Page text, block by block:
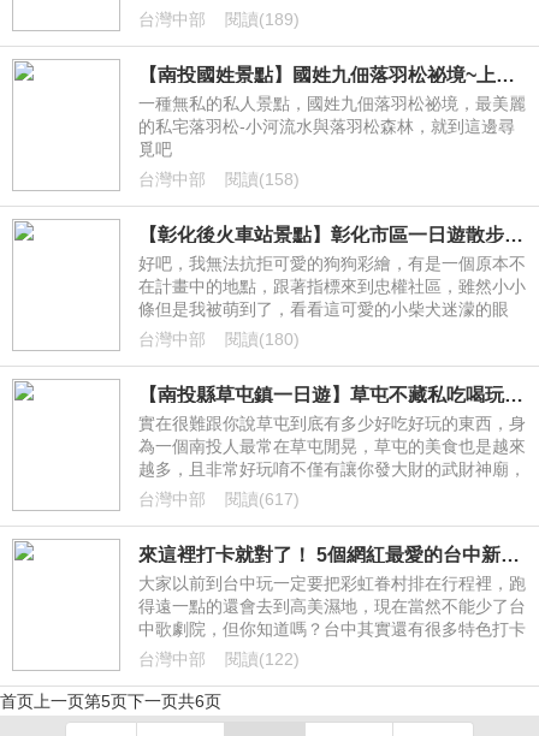
廠，非常適合全家歡遊，且園區有世界各國的玫瑰花
種，不僅美麗又獨特。快跟著CITY一起看吧。
台灣中部 閱讀(189)
【南投國姓景點】國姓九佃落羽松祕境~上百顆落羽松網路爆紅私人景點
一種無私的私人景點，國姓九佃落羽松祕境，最美麗
的私宅落羽松-小河流水與落羽松森林，就到這邊尋
覓吧
台灣中部
閱讀(158)
【彰化後火車站景點】彰化市區一日遊散步路線-忠權社區立體3D狗狗彩繪牆X小食糖X農會彩繪牆X扇形車庫
好吧，我無法抗拒可愛的狗狗彩繪，有是一個原本不
在計畫中的地點，跟著指標來到忠權社區，雖然小小
條但是我被萌到了，看看這可愛的小柴犬迷濛的眼
神，還有栩栩如生的毛兒，又是一個滿足不能養狗的
人的好地方，這也是難得以狗為主題的3D彩繪唷~周
唷。一起來後彰化火車站萌翻天散步小旅行吧
台灣中部 閱讀(180)
【南投縣草屯鎮一日遊】草屯不藏私吃喝玩樂攻略寶典，含10景點30美食1特色住宿。
實在很難跟你說草屯到底有多少好吃好玩的東西，身
為一個南投人最常在草屯閒晃，草屯的美食也是越來
越多，且非常好玩唷不僅有讓你發大財的武財神廟，
還有啤酒觀光工廠，還有最美麗的私人美術館，由於
位於台中與南投縣交界，不論是到台中旅遊或者是彰
草屯這個交通要塞，草屯美食更是讓人流連忘返，如
果你南部口味偏甜北部口味偏淡，必須要說中部的美
食真得剛剛好的很可以~不囉說，一次性把所有草屯
的吃喝玩樂都報給你知道~
台灣中部 閱讀(617)
來這裡打卡就對了！ 5個網紅最愛的台中新熱點
大家以前到台中玩一定要把彩虹眷村排在行程裡，跑
得遠一點的還會去到高美濕地，現在當然不能少了台
中歌劇院，但你知道嗎？台中其實還有很多特色打卡
點啊！這次就把最近網上熱門的5大打卡點通通打包
台灣中部 閱讀(122)
首页 上一页第5页下一页共6页